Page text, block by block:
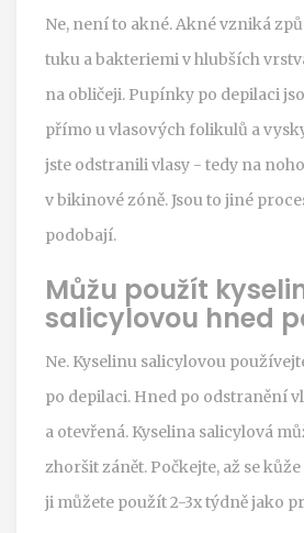
Ne, není to akné. Akné vzniká
tuku a bakteriemi v hlubších
na obličeji. Pupínky po depilaci
přímo u vlasových folikulů a
jste odstranili vlasy - tedy na
v bikinové zóně. Jsou to jiné
podobají.
Můžu použít
salicylovou hned
Ne. Kyselinu salicylovou
po depilaci. Hned po odstranění
a otevřená. Kyselina salicylová
zhoršit zánět. Počkejte, až se
ji můžete použít 2-3x týdně jako